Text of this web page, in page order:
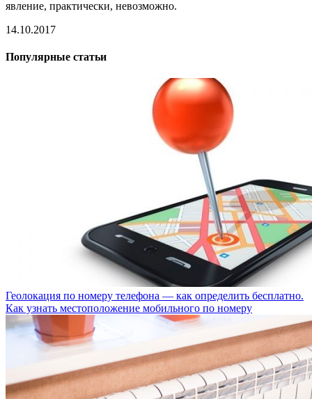
явление, практически, невозможно.
14.10.2017
Популярные статьи
Геолокация по номеру телефона — как определить бесплатно.
Как узнать местоположение мобильного по номеру